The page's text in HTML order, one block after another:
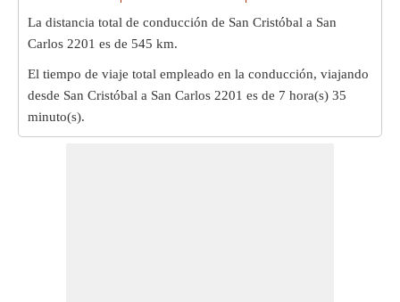
La distancia total de conducción de San Cristóbal a San
Carlos 2201 es de 545 km.
El tiempo de viaje total empleado en la conducción, viajando
desde San Cristóbal a San Carlos 2201 es de 7 hora(s) 35
minuto(s).